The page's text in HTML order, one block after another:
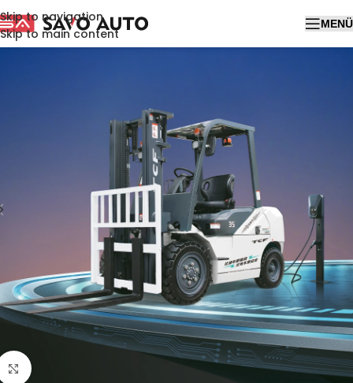
Skip to navigation
Skip to main content
Click to enlarge